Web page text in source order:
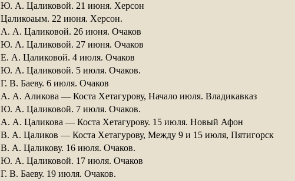
Ю. А. Цаликовой. 21 июня. Херсон
Цаликоаым. 22 июня. Херсон.
А. А. Цаликовой. 26 июня. Очаков
Ю. А. Цаликовой. 27 июня. Очаков
Е. А. Цаликовой. 4 июля. Очаков
Ю. А. Цаликовой. 5 июля. Очаков.
Г. В. Баеву. 6 июля. Очаков
А. А. Аликова — Коста Хетагурову, Начало июля. Владикавказ
Ю. А. Цаликовой. 7 июля. Очаков.
А. А. Цаликова — Коста Хетагурову. 15 июля. Новый Афон
В. А. Цаликов — Коста Хетагурову, Между 9 и 15 июля, Пятигорск
В. А. Цаликову. 16 июля. Очаков.
Ю. А. Цаликовой. 17 июля. Очаков
Г. В. Баеву. 19 июля. Очаков.